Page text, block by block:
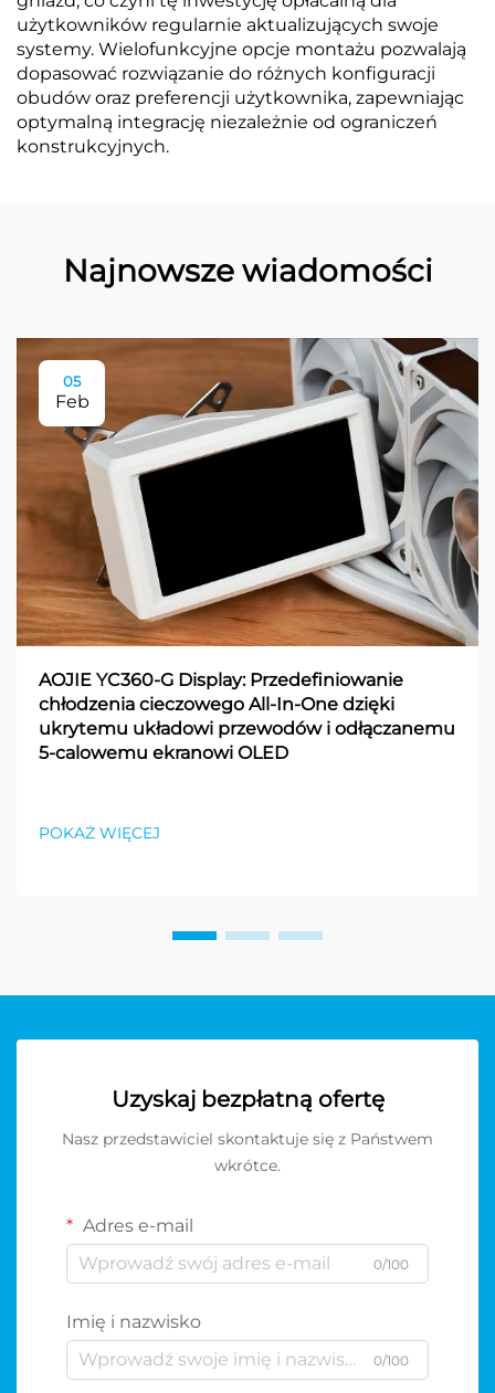
użytkowników regularnie aktualizujących swoje
systemy. Wielofunkcyjne opcje montażu pozwalają
dopasować rozwiązanie do różnych konfiguracji
obudów oraz preferencji użytkownika, zapewniając
optymalną integrację niezależnie od ograniczeń
konstrukcyjnych.
Najnowsze wiadomości
05
Feb
AOJIE YC360-G Display: Przedefiniowanie
chłodzenia cieczowego All-In-One dzięki
ukrytemu układowi przewodów i odłączanemu
5-calowemu ekranowi OLED
POKAŻ WIĘCEJ
Uzyskaj bezpłatną ofertę
Nasz przedstawiciel skontaktuje się z Państwem
wkrótce.
Adres e-mail
0/100
Imię i nazwisko
0/100